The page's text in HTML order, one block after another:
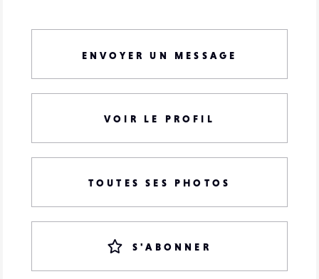
ENVOYER UN MESSAGE
VOIR LE PROFIL
TOUTES SES PHOTOS
S'ABONNER